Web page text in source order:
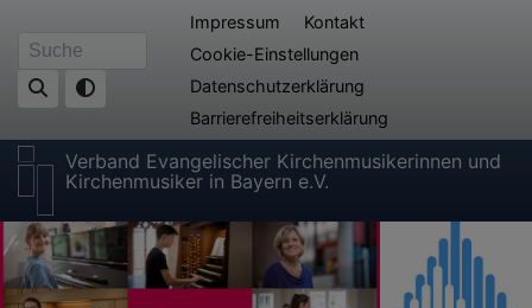
zum
Inhalt
Suche
Fußbereichsmenü
Impressum
Kontakt
Cookie-Einstellungen
Datenschutzerklärung
Barrierefreiheitserklärung
Verband Evangelischer Kirchenmusikerinnen und
Kirchenmusiker in Bayern e.V.